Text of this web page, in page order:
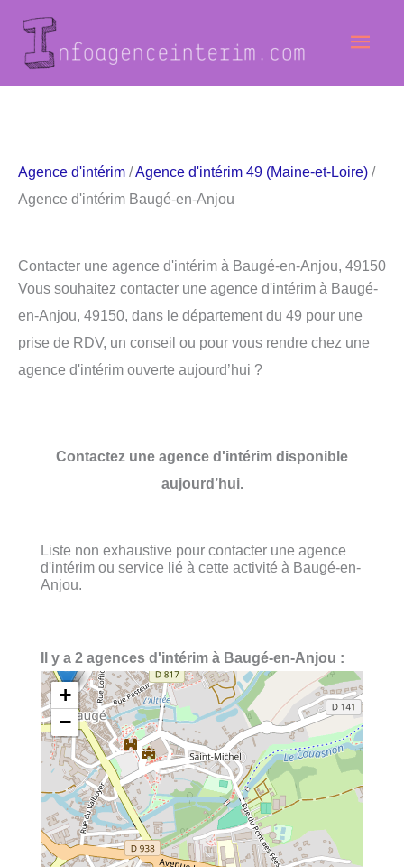
contenu
Agence d'intérim /Agence d'intérim 49 (Maine-et-Loire) /
Agence d'intérim Baugé-en-Anjou
Contacter une agence d'intérim à Baugé-en-Anjou, 49150
Vous souhaitez contacter une agence d'intérim à Baugé-
en-Anjou, 49150, dans le département du 49 pour une
prise de RDV, un conseil ou pour vous rendre chez une
agence d'intérim ouverte aujourd’hui ?
Contactez une agence d'intérim disponible
aujourd’hui.
Liste non exhaustive pour contacter une agence
d'intérim ou service lié à cette activité à Baugé-en-
Anjou.
Il y a 2 agences d'intérim à Baugé-en-Anjou :
+
−